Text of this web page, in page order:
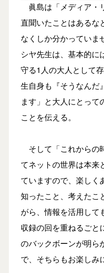
眞島は「メディア・
直聞いたことはあるな
なくしか分かっていま
シヤ先生は、基本的に
守る1人の大人として
生自身も『そうなんだ
ます」と大人にとって
ことを伝える。
そして「これからの
てネットの世界は本来
ていますので、楽しく
知ったこと、考えたこ
がら、情報を活用して
収録の回を重ねるごと
のバックボーンが明ら
で、そちらもお楽しみ